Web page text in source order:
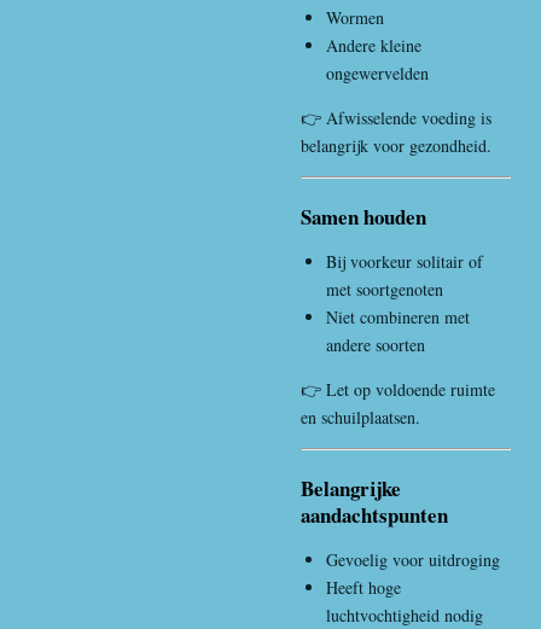
Wormen
Andere kleine
ongewervelden
👉 Afwisselende voeding is
belangrijk voor gezondheid.
Samen houden
Bij voorkeur solitair of
met soortgenoten
Niet combineren met
andere soorten
👉 Let op voldoende ruimte
en schuilplaatsen.
Belangrijke
aandachtspunten
Gevoelig voor uitdroging
Heeft hoge
luchtvochtigheid nodig